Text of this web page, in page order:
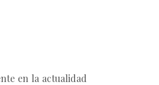
en la actualidad